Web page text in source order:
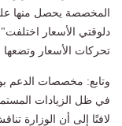
المخصصة يحصل منها
دلوقتي الأسعار
تحركات الأسعار
في ظل الزيادات
لافتًا إلى أن الوزارة